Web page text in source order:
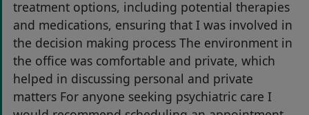
treatment options, including potential therapies
and medications, ensuring that I was involved in
the decision making process The environment in
the office was comfortable and private, which
helped in discussing personal and private
matters For anyone seeking psychiatric care I